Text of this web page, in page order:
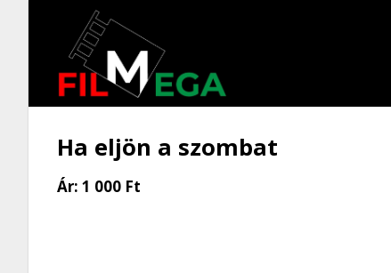
Ha eljön a szombat
Ár: 1 000 Ft